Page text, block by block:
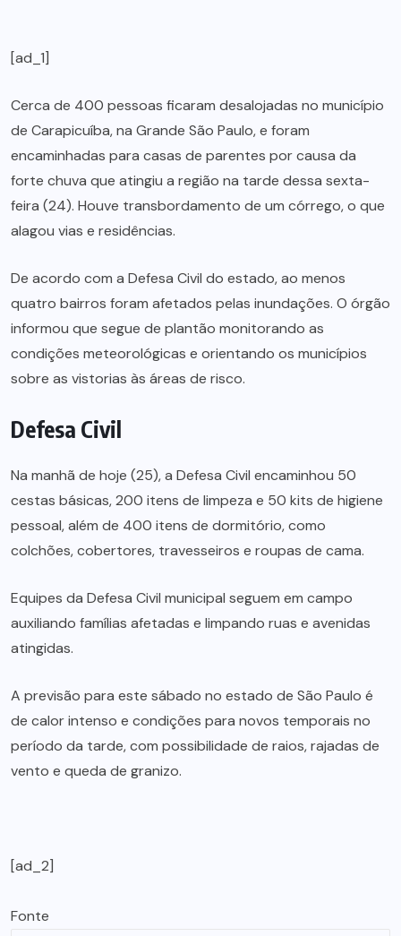
[ad_1]
Cerca de 400 pessoas ficaram desalojadas no município
de Carapicuíba, na Grande São Paulo, e foram
encaminhadas para casas de parentes por causa da
forte chuva que atingiu a região na tarde dessa sexta-
feira (24). Houve transbordamento de um córrego, o que
alagou vias e residências.
De acordo com a Defesa Civil do estado, ao menos
quatro bairros foram afetados pelas inundações. O órgão
informou que segue de plantão monitorando as
condições meteorológicas e orientando os municípios
sobre as vistorias às áreas de risco.
Defesa Civil
Na manhã de hoje (25), a Defesa Civil encaminhou 50
cestas básicas, 200 itens de limpeza e 50 kits de higiene
pessoal, além de 400 itens de dormitório, como
colchões, cobertores, travesseiros e roupas de cama.
Equipes da Defesa Civil municipal seguem em campo
auxiliando famílias afetadas e limpando ruas e avenidas
atingidas.
A previsão para este sábado no estado de São Paulo é
de calor intenso e condições para novos temporais no
período da tarde, com possibilidade de raios, rajadas de
vento e queda de granizo.
[ad_2]
Fonte